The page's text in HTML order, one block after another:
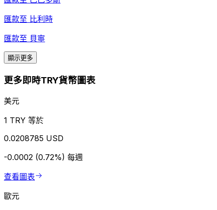
匯款至 比利時
匯款至 貝寧
顯示更多
更多即時TRY貨幣圖表
美元
1 TRY 等於
0.0208785 USD
-0.0002 (0.72%) 每週
查看圖表
歐元